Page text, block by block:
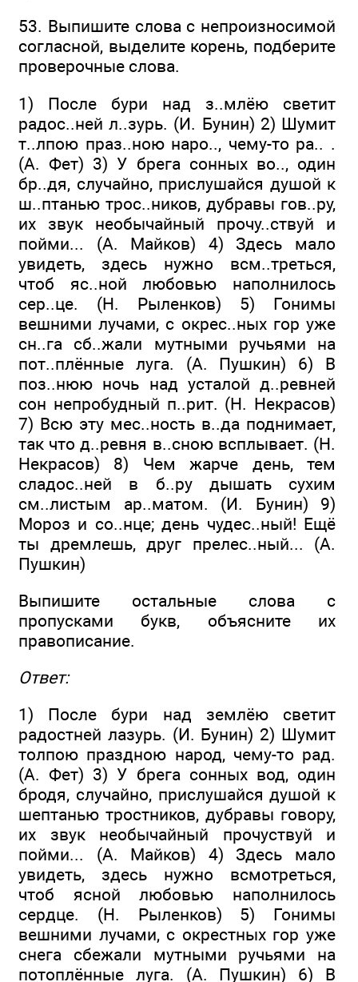
53. Выпишите слова с непроизносимой
согласной, выделите корень, подберите
проверочные слова.
1) После бури над з..млёю светит
радос..ней л..зурь. (И. Бунин) 2) Шумит
т..лпою праз..ною наро.., чему-то ра.. .
(А. Фет) 3) У брега сонных во.., один
бр..дя, случайно, прислушайся душой к
ш..птанью трос..ников, дубравы гов..ру,
их звук необычайный прочу..ствуй и
пойми... (А. Майков) 4) Здесь мало
увидеть, здесь нужно всм..треться,
чтоб яс..ной любовью наполнилось
сер..це. (Н. Рыленков) 5) Гонимы
вешними лучами, с окрес..ных гор уже
сн..га сб..жали мутными ручьями на
пот..плённые луга. (А. Пушкин) 6) В
поз..нюю ночь над усталой д..ревней
сон непробудный п..рит. (Н. Некрасов)
7) Всю эту мес..ность в..да поднимает,
так что д..ревня в..сною всплывает. (Н.
Некрасов) 8) Чем жарче день, тем
сладос..ней в б..ру дышать сухим
см..листым ар..матом. (И. Бунин) 9)
Мороз и со..нце; день чудес..ный! Ещё
ты дремлешь, друг прелес..ный... (А.
Пушкин)
Выпишите остальные слова с
пропусками букв, объясните их
правописание.
Ответ:
1) После бури над землёю светит
радостней лазурь. (И. Бунин) 2) Шумит
толпою праздною народ, чему-то рад.
(А. Фет) 3) У брега сонных вод, один
бродя, случайно, прислушайся душой к
шептанью тростников, дубравы говору,
их звук необычайный прочуствуй и
пойми... (А. Майков) 4) Здесь мало
увидеть, здесь нужно всмотреться,
чтоб ясной любовью наполнилось
сердце. (Н. Рыленков) 5) Гонимы
вешними лучами, с окрестных гор уже
снега сбежали мутными ручьями на
потоплённые луга. (А. Пушкин) 6) В